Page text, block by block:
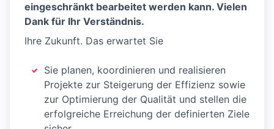
eingeschränkt bearbeitet werden kann. Vielen
Dank für Ihr Verständnis.
Ihre Zukunft. Das erwartet Sie
Sie planen, koordinieren und realisieren
Projekte zur Steigerung der Effizienz sowie
zur Optimierung der Qualität und stellen die
erfolgreiche Erreichung der definierten Ziele